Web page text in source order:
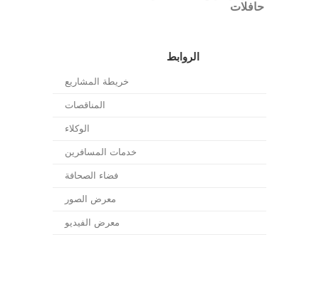
حافلات
الروابط
خريطة المشاريع
المناقصات
الوكلاء
خدمات المسافرين
فضاء الصحافة
معرض الصور
معرض الفيديو